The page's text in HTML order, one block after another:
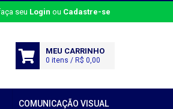
seu Login ou Cadastre-se
MEU CARRINHO
0 itens / R$ 0,00
COMUNICAÇÃO VISUAL